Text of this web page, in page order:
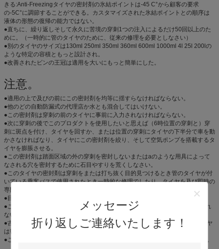
メッセージ
折り返しご連絡いたします！
きる:Anti-Freezingタイヤの密封剤の氷結ポイントは-45 C°から顧客の要求
の-5C°に調節することができる。カスタマイズされた氷結ポイントとの順序は
液体の形態の復帰の能力ではない。
●直ちに、繰り返しそして永久に苦境の穿刺1つの注入によるだけ50回以上のた
めに。（一時的に管のタイヤのために、従来の修理を必要としなさい）
●別のタイヤのサイズは130ml 250ml 350ml 360ml 600ml 1000ml 4l 25l 200lの
ような特定の容積ともっと設計され。
●改善されたビンの王冠は適用を大いにもっと簡単にした。
注意。
●適用の上で及びの前にこの密封剤を均等に揺すらなければならない。
●他のどの自動防漏式の代理店か水とも混合してはいけない。
●この密封剤は穿刺の前のタイヤに事前に入力されなければならない。
●次に穿刺の後でこのプロダクトを使用したいと思えば（6時位置の穿刺と）穿
刺に斑点を付け、タイヤを回すか、または位置の穿刺にタイヤの下半分で車を動
かさなければなり、タイヤにこの密封剤を絞り、そして空気ポンプを搭載するタ
イヤを膨脹させる。
●この密封剤は踏面区域の外の穿刺を密封しないまたはaのような用具によって
なされる穴を密封するために石目やすりを荒くしなさい。
●このタイヤの密封剤は穿刺をまたは打ち抜く目的見つけるとき管のタイヤが付
いている乗客バスで使用されたとき一時的な修理でしたり、タイヤを及び即時の
専門修理を追求するために規則的に点検する。
●目の保護は取付けの間に身に着けられていなければならない。
●このプロダクトはタイヤ作り付けTPMSの読む正確さに影響を与えるかもしれ
ない。
●古いにこの密封剤を加えれば無比の内部管が付いている低質のタイヤかタイヤ
は密封の性能に影響を与える。
●この密封剤は飲み込まれたら、保つ子供の届かない有害であるかもしれない。